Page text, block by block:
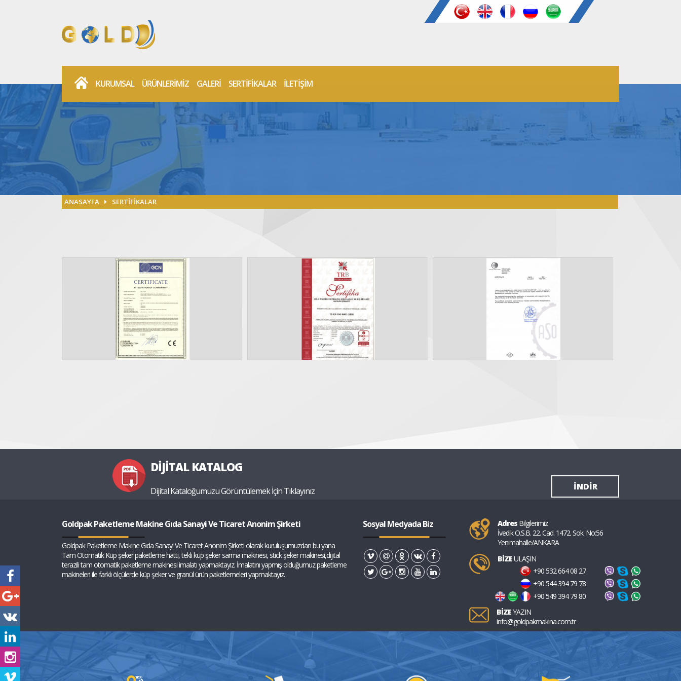
KURUMSAL ÜRÜNLERİMİZ GALERİ SERTİFİKALAR İLETİŞİM
ANASAYFA SERTİFİKALAR
DİJİTAL KATALOG
Dijital Kataloğumuzu Görüntülemek İçin Tıklayınız İNDİR
Goldpak Paketleme Makine Gıda Sanayi Ve Ticaret Anonim Şirketi
Goldpak Paketleme Makine Gıda Sanayi Ve Ticaret Anonim Şirketi olarak kuruluşumuzdan bu yana
Tam Otomatik Küp şeker paketleme hattı, tekli küp şeker sarma makinesi, stick şeker makinesi,dijital
terazili tam otomatik paketleme makinesi imalatı yapmaktayız. İmalatını yapmış olduğumuz paketleme
makineleri ile farklı ölçülerde küp şeker ve granül ürün paketlemeleri yapmaktayız.
Sosyal Medyada Biz Adres Bilgilerimiz
İvedik O.S.B. 22. Cad. 1472. Sok. No:56
Yenimahalle/ANKARA
BİZEULAŞIN
+90 532 664 08 27
+90 544 394 79 78
+90 549 394 79 80
BİZEYAZIN
info@goldpakmakina.com.tr